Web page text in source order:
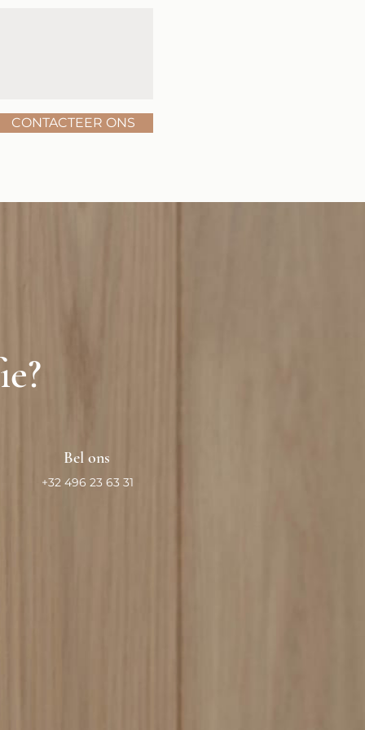
CONTACTEER ONS
Bel ons
+32 496 23 63 31